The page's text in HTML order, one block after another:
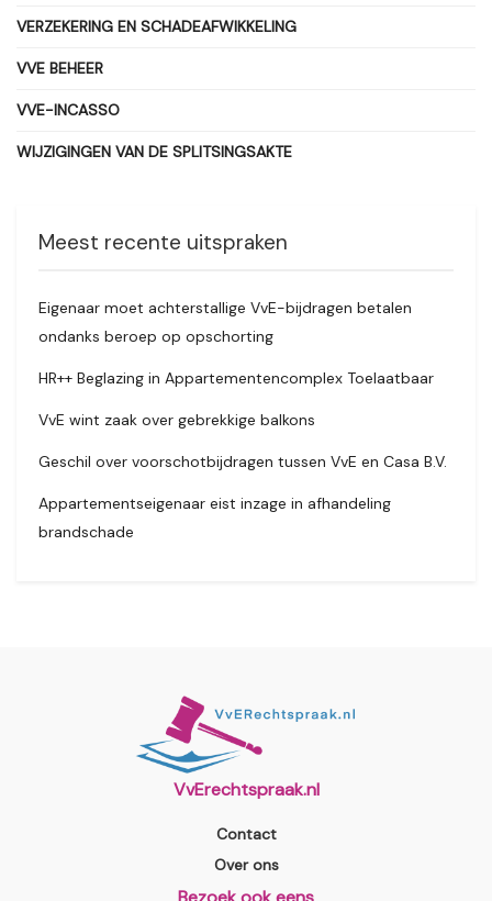
VERZEKERING EN SCHADEAFWIKKELING
VVE BEHEER
VVE-INCASSO
WIJZIGINGEN VAN DE SPLITSINGSAKTE
Meest recente uitspraken
Eigenaar moet achterstallige VvE-bijdragen betalen
ondanks beroep op opschorting
HR++ Beglazing in Appartementencomplex Toelaatbaar
VvE wint zaak over gebrekkige balkons
Geschil over voorschotbijdragen tussen VvE en Casa B.V.
Appartementseigenaar eist inzage in afhandeling
brandschade
VvErechtspraak.nl
Contact
Over ons